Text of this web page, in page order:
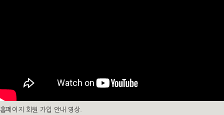
홈페이지 회원 가입 안내 영상.